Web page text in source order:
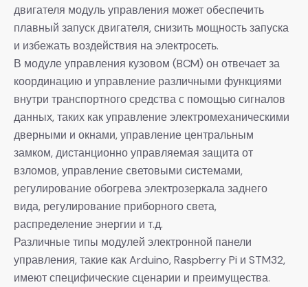
двигателя модуль управления может обеспечить
плавный запуск двигателя, снизить мощность запуска
и избежать воздействия на электросеть.
В модуле управления кузовом (BCM) он отвечает за
координацию и управление различными функциями
внутри транспортного средства с помощью сигналов
данных, таких как управление электромеханическими
дверными и окнами, управление центральным
замком, дистанционно управляемая защита от
взломов, управление световыми системами,
регулирование обогрева электрозеркала заднего
вида, регулирование приборного света,
распределение энергии и т.д.
Различные типы модулей электронной панели
управления, такие как Arduino, Raspberry Pi и STM32,
имеют специфические сценарии и преимущества.